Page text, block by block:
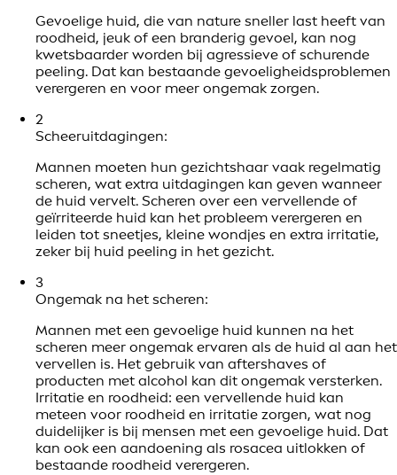
Gevoelige huid, die van nature sneller last heeft van
roodheid, jeuk of een branderig gevoel, kan nog
kwetsbaarder worden bij agressieve of schurende
peeling. Dat kan bestaande gevoeligheidsproblemen
verergeren en voor meer ongemak zorgen.
2
Scheeruitdagingen:
Mannen moeten hun gezichtshaar vaak regelmatig
scheren, wat extra uitdagingen kan geven wanneer
de huid vervelt. Scheren over een vervellende of
geïrriteerde huid kan het probleem verergeren en
leiden tot sneetjes, kleine wondjes en extra irritatie,
zeker bij huid peeling in het gezicht.
3
Ongemak na het scheren:
Mannen met een gevoelige huid kunnen na het
scheren meer ongemak ervaren als de huid al aan het
vervellen is. Het gebruik van aftershaves of
producten met alcohol kan dit ongemak versterken.
Irritatie en roodheid: een vervellende huid kan
meteen voor roodheid en irritatie zorgen, wat nog
duidelijker is bij mensen met een gevoelige huid. Dat
kan ook een aandoening als rosacea uitlokken of
bestaande roodheid verergeren.